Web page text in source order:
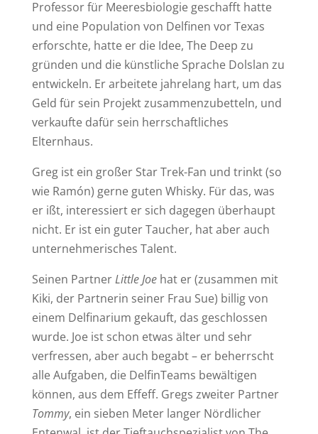
Professor für Meeresbiologie geschafft hatte
und eine Population von Delfinen vor Texas
erforschte, hatte er die Idee, The Deep zu
gründen und die künstliche Sprache Dolslan zu
entwickeln. Er arbeitete jahrelang hart, um das
Geld für sein Projekt zusammenzubetteln, und
verkaufte dafür sein herrschaftliches
Elternhaus.
Greg ist ein großer Star Trek-Fan und trinkt (so
wie Ramón) gerne guten Whisky. Für das, was
er ißt, interessiert er sich dagegen überhaupt
nicht. Er ist ein guter Taucher, hat aber auch
unternehmerisches Talent.
Seinen PartnerLittle Joehat er (zusammen mit
Kiki, der Partnerin seiner Frau Sue) billig von
einem Delfinarium gekauft, das geschlossen
wurde. Joe ist schon etwas älter und sehr
verfressen, aber auch begabt – er beherrscht
alle Aufgaben, die DelfinTeams bewältigen
können, aus dem Effeff. Gregs zweiter Partner
Tommy, ein sieben Meter langer Nördlicher